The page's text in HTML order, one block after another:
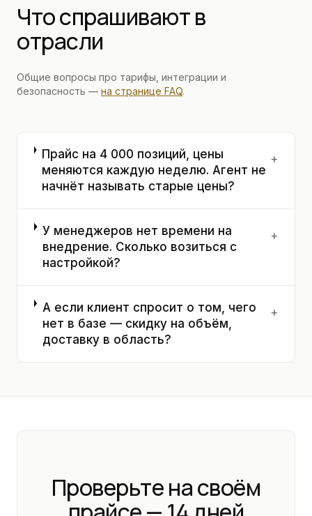
Что спрашивают в
отрасли
Общие вопросы про тарифы, интеграции и
безопасность — на странице FAQ.
Прайс на 4 000 позиций, цены
меняются каждую неделю. Агент не
начнёт называть старые цены?
+
У менеджеров нет времени на
внедрение. Сколько возиться с
настройкой?
+
А если клиент спросит о том, чего
нет в базе — скидку на объём,
доставку в область?
+
Проверьте на своём